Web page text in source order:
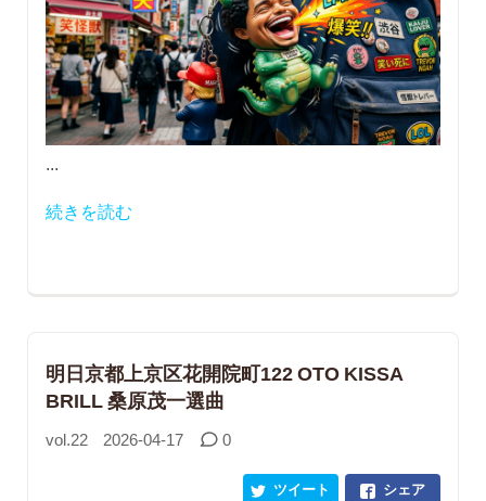
...
続きを読む
明日京都上京区花開院町122 OTO KISSA
BRILL 桑原茂一選曲
vol.22 2026-04-17 0
シェア
ツイート